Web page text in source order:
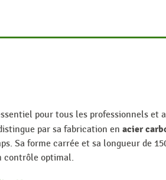
pour tous les professionnels et
par sa fabrication en acier
Sa forme carrée et sa longueur de
contrôle optimal.